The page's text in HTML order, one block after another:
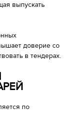
выпускать
доверие со
в тендерах.
по